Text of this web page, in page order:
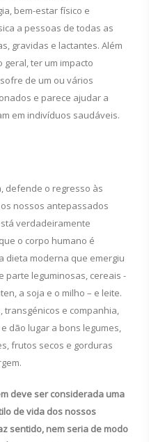
bem-estar físico e
a pessoas de todas as
gravidas e lactantes. Além
ter um impacto
de um ou vários
e parece ajudar a
em indivíduos saudáveis.
defende o regresso às
nossos antepassados
verdadeiramente
o corpo humano é
dieta moderna que emergiu
parte leguminosas, cereais -
a soja e o milho – e leite.
e companhia,
dão lugar a bons legumes,
frutos secos e gorduras
deve ser considerada uma
de vida dos nossos
sentido, nem seria de modo